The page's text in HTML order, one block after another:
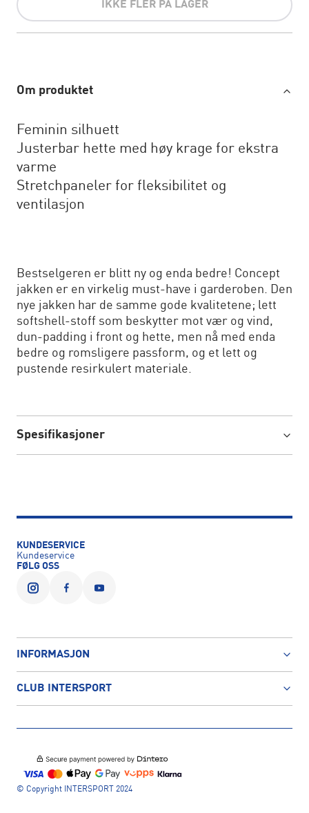
IKKE FLER PÅ LAGER
Om produktet
Feminin silhuett
Justerbar hette med høy krage for ekstra
varme
Stretchpaneler for fleksibilitet og
ventilasjon
Bestselgeren er blitt ny og enda bedre! Concept
jakken er en virkelig must-have i garderoben. Den
nye jakken har de samme gode kvalitetene; lett
softshell-stoff som beskytter mot vær og vind,
dun-padding i front og hette, men nå med enda
bedre og romsligere passform, og et lett og
pustende resirkulert materiale.
Spesifikasjoner
KUNDESERVICE
Kundeservice
FØLG OSS
INFORMASJON
CLUB INTERSPORT
© Copyright INTERSPORT 2024